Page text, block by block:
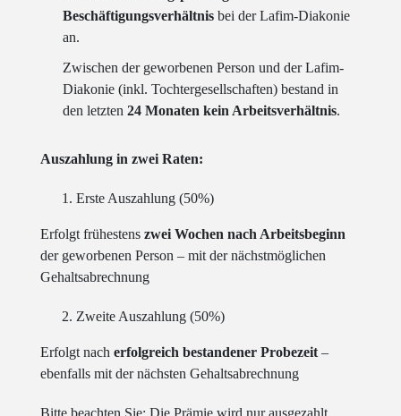
Beschäftigungsverhältnisbei der Lafim-Diakonie
an.
Zwischen der geworbenen Person und der Lafim-
Diakonie (inkl. Tochtergesellschaften) bestand in
den letzten 24 Monaten kein Arbeitsverhältnis.
Auszahlung in zwei Raten:
Erste Auszahlung (50%)
Erfolgt frühestens zwei Wochen nach Arbeitsbeginn
der geworbenen Person – mit der nächstmöglichen
Gehaltsabrechnung
Zweite Auszahlung (50%)
Erfolgt nach erfolgreich bestandener Probezeit–
ebenfalls mit der nächsten Gehaltsabrechnung
Bitte beachten Sie: Die Prämie wird nur ausgezahlt,